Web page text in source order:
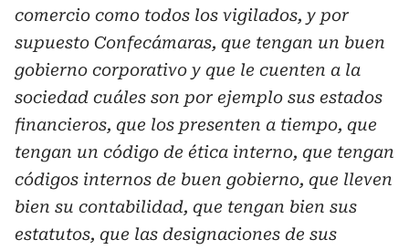
comercio como todos los vigilados, y por
supuesto Confecámaras, que tengan un buen
gobierno corporativo y que le cuenten a la
sociedad cuáles son por ejemplo sus estados
financieros, que los presenten a tiempo, que
tengan un código de ética interno, que tengan
códigos internos de buen gobierno, que lleven
bien su contabilidad, que tengan bien sus
estatutos, que las designaciones de sus